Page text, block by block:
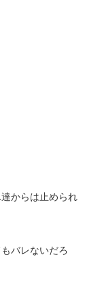
からは止められ
バレないだろ